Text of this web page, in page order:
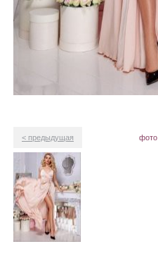
< предыдущая фото